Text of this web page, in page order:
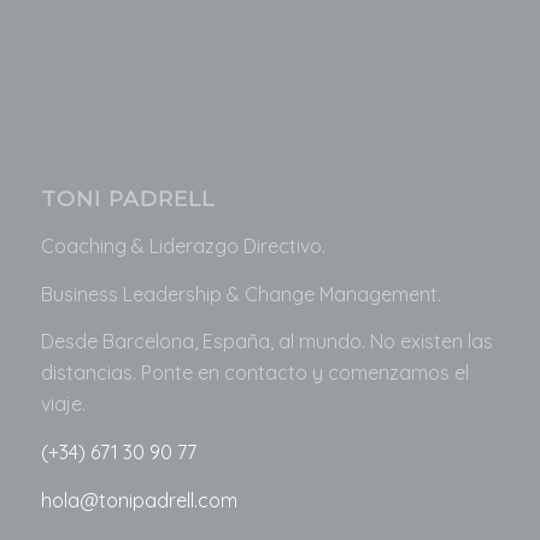
TONI PADRELL
Coaching & Liderazgo Directivo.
Business Leadership & Change Management.
Desde Barcelona, España, al mundo. No existen las
distancias. Ponte en contacto y comenzamos el
viaje.
(+34) 671 30 90 77
hola@tonipadrell.com